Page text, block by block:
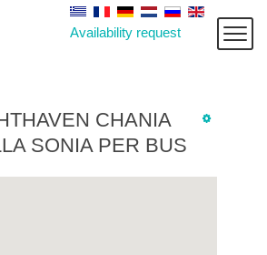
Availability request
CHANIA
SONIA PER BUS